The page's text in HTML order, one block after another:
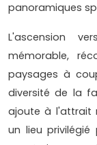
panoramiques
L'ascension
mémorable,
paysages à
diversité de la
ajoute à l'attrait
un lieu